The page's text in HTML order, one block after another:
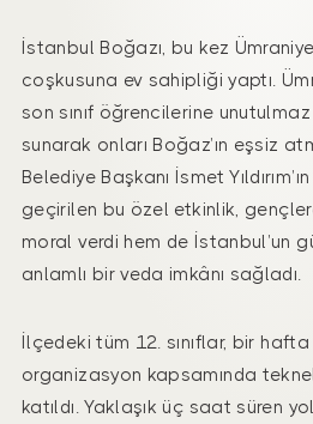
İstanbul Boğazı, bu kez
coşkusuna ev sahipliği yaptı.
son sınıf öğrencilerine
sunarak onları Boğaz’ın eşsiz
Belediye Başkanı İsmet
geçirilen bu özel etkinlik,
moral verdi hem de İstanbul’un
anlamlı bir veda imkânı sağladı.
İlçedeki tüm 12. sınıflar, bir
organizasyon kapsamında
katıldı. Yaklaşık üç saat süren